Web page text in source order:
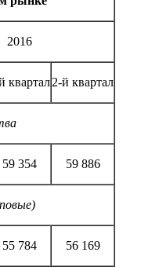
2016
квартал2-й квартал
59 354 59 886
55 784 56 169